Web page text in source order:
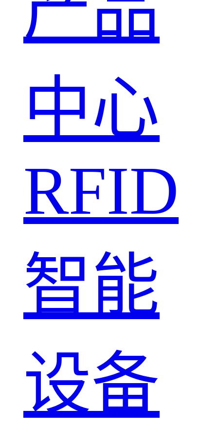
中心
RFID
智能
设备